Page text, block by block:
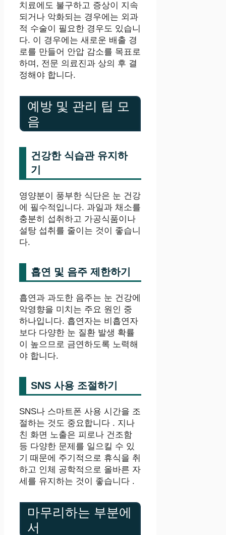
치료에도 불구하고 증상이 지속
되거나 악화되는 경우에는 외과
적 수술이 필요한 경우도 있습니
다. 이 경우에는 새로운 배출 경
로를 만들어 안압 감소를 목표로
하며, 전문 의료진과 상의 후 결
정해야 합니다.
예방 및 관리 팁 모
음
건강한 식습관 유지하
기
영양분이 풍부한 식단은 눈 건강
에 필수적입니다. 과일과 채소를
충분히 섭취하고 가공식품이나
설탕 섭취를 줄이는 것이 좋습니
다.
흡연 및 음주 제한하기
흡연과 과도한 음주는 눈 건강에
악영향을 미치는 주요 원인 중
하나입니다. 흡연자는 비흡연자
보다 다양한 눈 질환 발생 확률
이 높으므로 금연하도록 노력해
야 합니다.
SNS 사용 조절하기
SNS나 스마트폰 사용 시간을 조
절하는 것도 중요합니다 . 지나
친 화면 노출은 피로나 건조함
등 다양한 문제를 일으킬 수 있
기 때문에 주기적으로 휴식을 취
하고 인체 공학적으로 올바른 자
세를 유지하는 것이 좋습니다 .
마무리하는 부분에
서